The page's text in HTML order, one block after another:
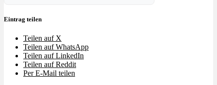
Eintrag teilen
Teilen auf X
Teilen auf WhatsApp
Teilen auf LinkedIn
Teilen auf Reddit
Per E-Mail teilen